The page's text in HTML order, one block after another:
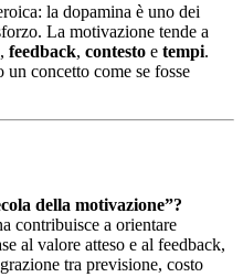
la dopamina è uno dei
La motivazione tende a
, feedback, contesto e tempi.
concetto come se fosse
della motivazione”?
contribuisce a orientare
al valore atteso e al feedback,
tra previsione, costo